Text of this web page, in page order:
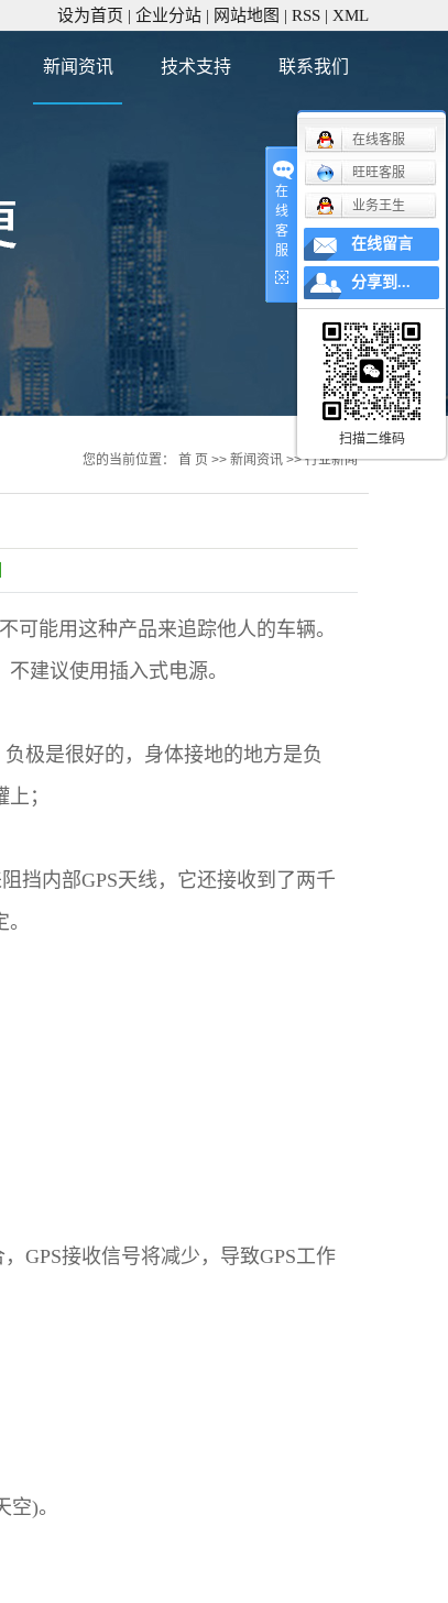
设为首页 | 企业分站 | 网站地图 | RSS | XML
新闻资讯 技术支持 联系我们
您的当前位置： 首 页 >> 新闻资讯 >>行业新闻
可能用这种产品来追踪他人的车辆。
建议使用插入式电源。
极是很好的，身体接地的地方是负
；
挡内部GPS天线，它还接收到了两千
GPS接收信号将减少，导致GPS工作
)。
在
线
客
服
在线客服
旺旺客服
业务王生
在线留言
分享到...
扫描二维码